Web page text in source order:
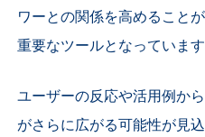
ワーとの関係を高めること
重要なツールとなっています
ユーザーの反応や活用例か
がさらに広がる可能性が見